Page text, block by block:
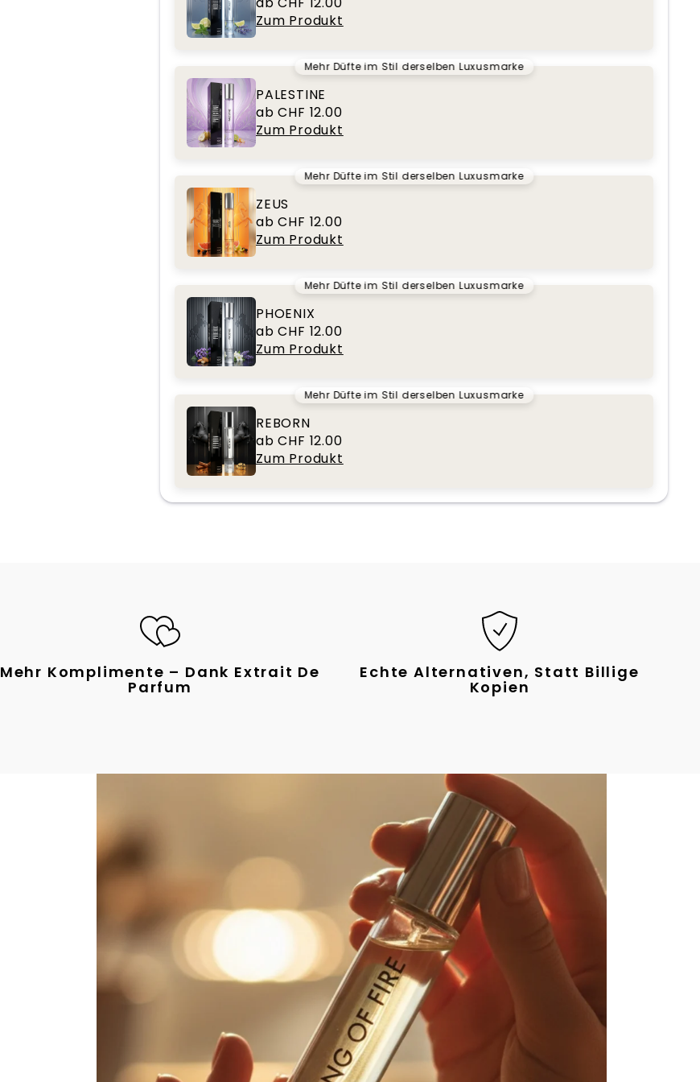
Zum Produkt
Mehr Düfte im Stil derselben Luxusmarke
PALESTINE
ab CHF 12.00
Zum Produkt
Mehr Düfte im Stil derselben Luxusmarke
ZEUS
ab CHF 12.00
Zum Produkt
Mehr Düfte im Stil derselben Luxusmarke
PHOENIX
ab CHF 12.00
Zum Produkt
Mehr Düfte im Stil derselben Luxusmarke
REBORN
ab CHF 12.00
Zum Produkt
Mehr Komplimente – Dank Extrait De
Parfum
Echte Alternativen, Statt Billige
Kopien